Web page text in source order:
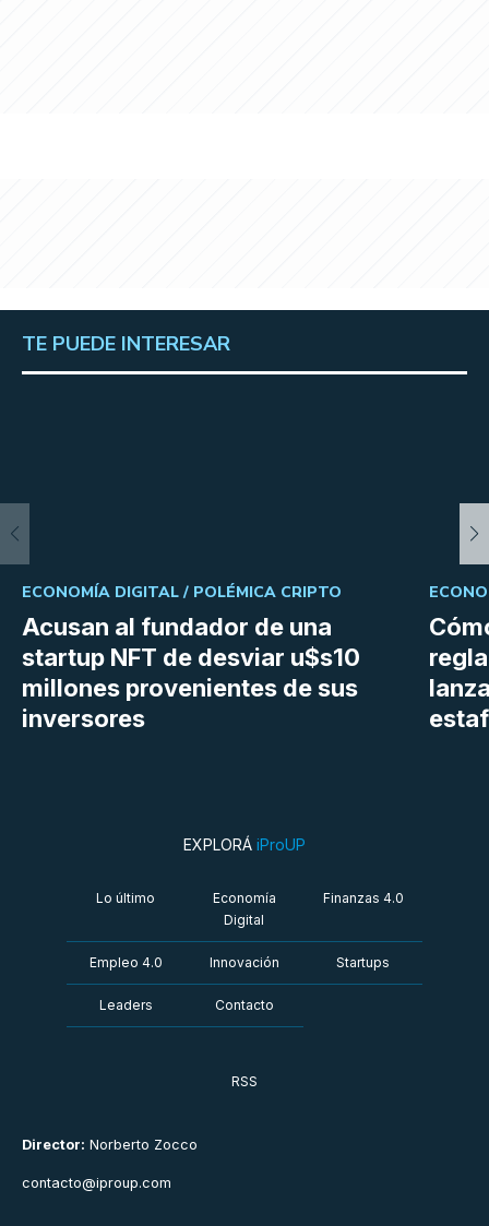
TE PUEDE INTERESAR
Acusan al fundador de una
startup NFT de desviar u$s10
millones provenientes de sus
inversores
ECONOMÍA DIGITAL / POLÉMICA CRIPTO
Director: Norberto Zocco
contacto@iproup.com
EXPLORÁ iProUP
Lo último
Economía
Digital
Finanzas 4.0
Empleo 4.0 Innovación Startups
Leaders Contacto
RSS